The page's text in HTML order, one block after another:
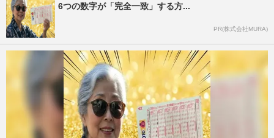
6つの数字が「完全一致」する方...
PR(株式会社MURA)